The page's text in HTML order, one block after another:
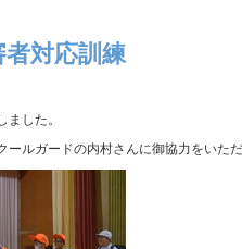
対応訓練
した。
ルガードの内村さんに御協力をいただ